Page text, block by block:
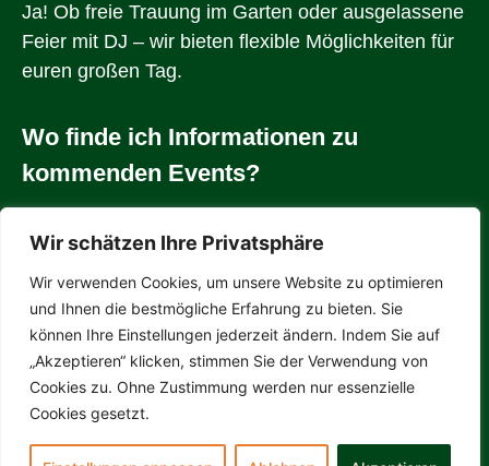
Wir schätzen Ihre Privatsphäre
Wir verwenden Cookies, um unsere Website zu optimieren
und Ihnen die bestmögliche Erfahrung zu bieten. Sie
können Ihre Einstellungen jederzeit ändern. Indem Sie auf
„Akzeptieren“ klicken, stimmen Sie der Verwendung von
Cookies zu. Ohne Zustimmung werden nur essenzielle
Cookies gesetzt.
Ja! Ob freie Trauung im Garten oder ausgelassene
Feier mit DJ – wir bieten flexible Möglichkeiten für
euren großen Tag.
Wo finde ich Informationen zu
kommenden Events?
Website und unseren Social-Media-Kanälen
gelistet.
© 2025 Clubhaus Eching | Impressum | Datenschutz